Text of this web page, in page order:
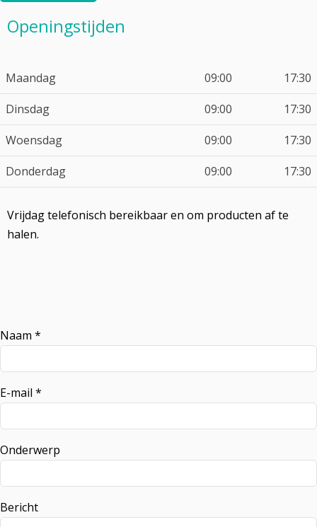
Openingstijden
Maandag 09:00
17:30
Dinsdag
09:00
17:30
Woensdag
09:00
17:30
Donderdag
09:00 17:30
Vrijdag telefonisch bereikbaar en om producten af te
halen.
Naam *
E-mail *
Onderwerp
Bericht